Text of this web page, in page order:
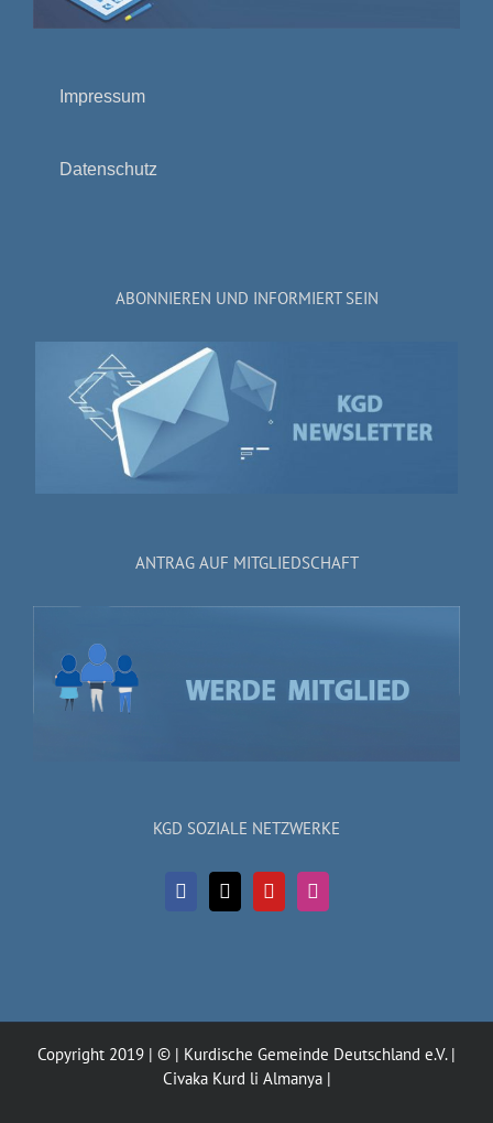
Impressum
Datenschutz
ABONNIEREN UND INFORMIERT SEIN
ANTRAG AUF MITGLIEDSCHAFT
KGD SOZIALE NETZWERKE
Copyright 2019 | © | Kurdische Gemeinde Deutschland e.V. |
Civaka Kurd li Almanya |